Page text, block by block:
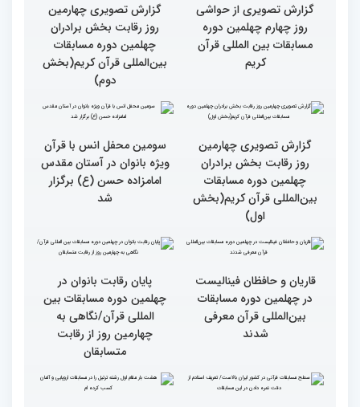
گزارش تصویری چهارمین
روز رقابت بخش برادران
بین‌المللی قرآن کریم(بخش
چهارم)
گزارش تصویری چهارمین
روز رقابت بخش برادران
چهلمین دوره مسابقات
بین‌المللی قرآن کریم(بخش
سوم)
گزارش تصویری از حواشی
روز چهارم چهلمین دوره
مسابقات بین المللی قرآن
کریم
گزارش تصویری چهارمین
بین‌المللی قرآن کریم(بخش
دوم)
گزارش تصویری چهارمین
بین‌المللی قرآن کریم(بخش
اول)
سومین محفل انس با قرآن
ویژه بانوان در آستان مقدس
امامزاده حسن (ع) برگزار
شد